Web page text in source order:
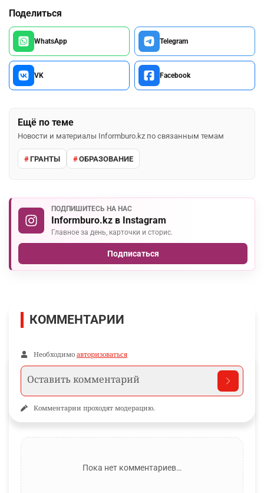
Поделиться
WhatsApp Telegram
VK Facebook
Ещё по теме
Новости и материалы Informburo.kz по связанным темам
ГРАНТЫ ОБРАЗОВАНИЕ
ПОДПИШИТЕСЬ НА НАС
Informburo.kz в Instagram
Главное за день, карточки и сторис.
Подписаться
КОММЕНТАРИИ
Необходимо авторизоваться
Комментарии проходят модерацию.
Пока нет комментариев…